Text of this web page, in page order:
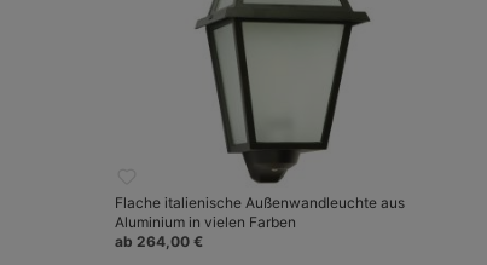
Flache italienische Außenwandleuchte aus
Aluminium in vielen Farben
ab 264,00 €